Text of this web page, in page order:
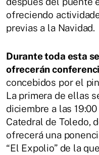
ofreciendo
previas a la Navidad.
Durante toda esta
ofrecerán
concebidos por el
La primera de ellas
diciembre a las
Catedral de Toledo,
ofrecerá una
“El Expolio” de la